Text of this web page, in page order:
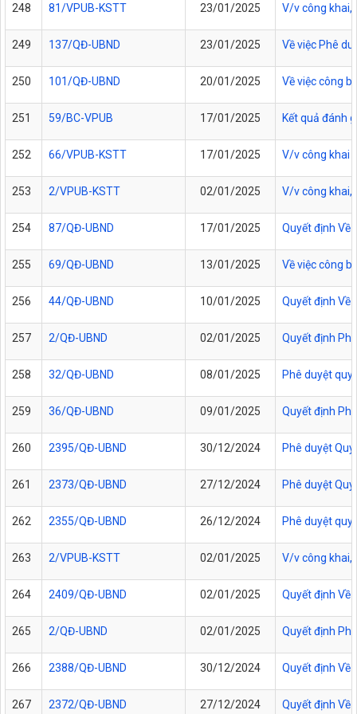
248 81/VPUB-KSTT 23/01/2025 V/v công khai,
249 137/QĐ-UBND 23/01/2025 Về việc Phê
250 101/QĐ-UBND 20/01/2025 Về việc công
251 59/BC-VPUB 17/01/2025 Kết quả đánh
252 66/VPUB-KSTT 17/01/2025 V/v công khai
253 2/VPUB-KSTT 02/01/2025 V/v công khai,
254 87/QĐ-UBND 17/01/2025 Quyết định Về
255 69/QĐ-UBND 13/01/2025 Về việc công
256 44/QĐ-UBND 10/01/2025 Quyết định Về
257 2/QĐ-UBND 02/01/2025 Quyết định
258 32/QĐ-UBND 08/01/2025 Phê duyệt
259 36/QĐ-UBND 09/01/2025 Quyết định
260 2395/QĐ-UBND 30/12/2024 Phê duyệt
261 2373/QĐ-UBND 27/12/2024 Phê duyệt
262 2355/QĐ-UBND 26/12/2024 Phê duyệt
263 2/VPUB-KSTT 02/01/2025 V/v công khai,
264 2409/QĐ-UBND 02/01/2025 Quyết định Về
265 2/QĐ-UBND 02/01/2025 Quyết định
266 2388/QĐ-UBND 30/12/2024 Quyết định Về
267 2372/QĐ-UBND 27/12/2024 Quyết định Về